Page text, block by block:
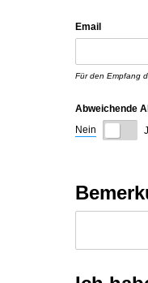
Email
Für den Empfang
Abweichende
Nein